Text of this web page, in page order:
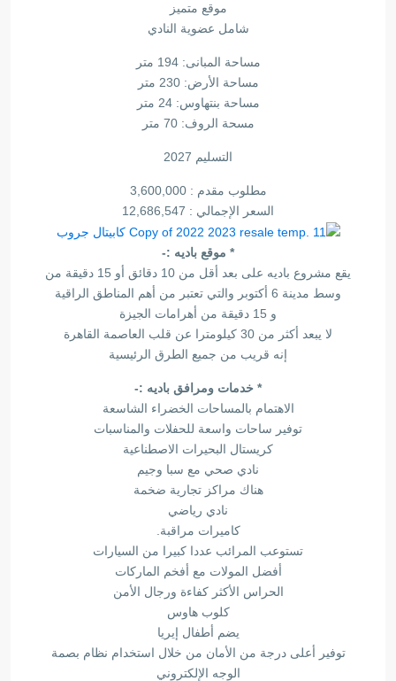
موقع متميز
شامل عضوية النادي
مساحة المبانى: 194 متر
مساحة الأرض: 230 متر
مساحة بنتهاوس: 24 متر
مسحة الروف: 70 متر
التسليم 2027
مطلوب مقدم : 3,600,000
السعر الإجمالي : 12,686,547
* موقع باديه :-
يقع مشروع باديه على بعد أقل من 10 دقائق أو 15 دقيقة من
وسط مدينة 6 أكتوبر والتي تعتبر من أهم المناطق الراقية
و 15 دقيقة من أهرامات الجيزة
لا يبعد أكثر من 30 كيلومترا عن قلب العاصمة القاهرة
إنه قريب من جميع الطرق الرئيسية
* خدمات ومرافق باديه :-
الاهتمام بالمساحات الخضراء الشاسعة
توفير ساحات واسعة للحفلات والمناسبات
كريستال البحيرات الاصطناعية
نادي صحي مع سبا وجيم
هناك مراكز تجارية ضخمة
نادي رياضي
كاميرات مراقبة.
تستوعب المرائب عددا كبيرا من السيارات
أفضل المولات مع أفخم الماركات
الحراس الأكثر كفاءة ورجال الأمن
كلوب هاوس
يضم أطفال إيريا
توفير أعلى درجة من الأمان من خلال استخدام نظام بصمة
الوجه الإلكتروني